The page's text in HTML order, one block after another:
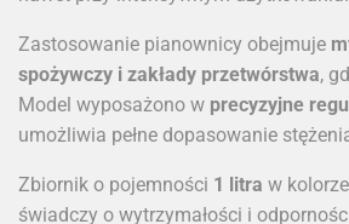
Zastosowanie pianownicy obejmuje
spożywczy i zakłady przetwórstwa,
Model wyposażono w precyzyjne
umożliwia pełne dopasowanie
Zbiornik o pojemności 1 litra w kolorze
świadczy o wytrzymałości i